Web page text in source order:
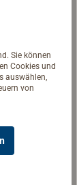
Sie können
Cookies und
auswählen,
von